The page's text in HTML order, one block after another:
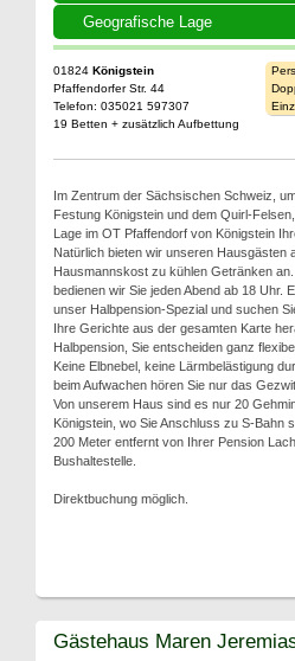
Geografische Lage
01824 Königstein
Pfaffendorfer Str. 44
Telefon: 035021 597307
19 Betten + zusätzlich Aufbettung
Im Zentrum der Sächsischen Schweiz,
Festung Königstein und dem Quirl-
Lage im OT Pfaffendorf von Königstein
Natürlich bieten wir unseren Hausgästen
Hausmannskost zu kühlen Getränken
bedienen wir Sie jeden Abend ab 18 Uhr.
unser Halbpension-Spezial und suchen
Ihre Gerichte aus der gesamten Karte
Halbpension, Sie entscheiden ganz
Keine Elbnebel, keine Lärmbelästigung
beim Aufwachen hören Sie nur das
Von unserem Haus sind es nur 20
Königstein, wo Sie Anschluss zu S-Bahn
200 Meter entfernt von Ihrer Pension
Bushaltestelle.
Direktbuchung möglich.
Gästehaus Maren